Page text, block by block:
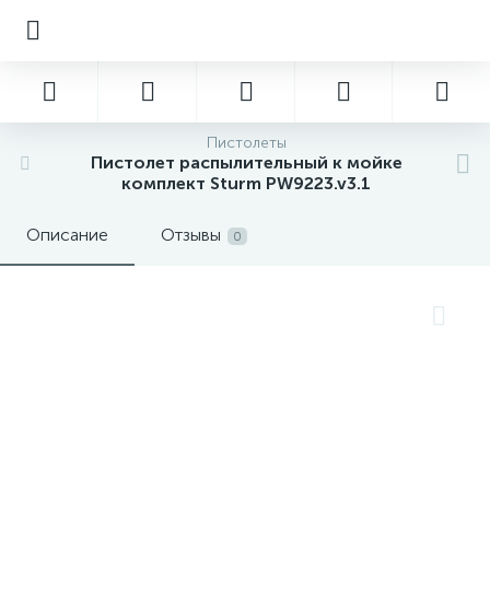
Пистолеты
Пистолет распылительный к мойке
комплект Sturm PW9223.v3.1
Описание Отзывы 0